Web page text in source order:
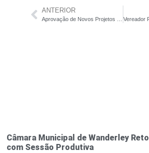
ANTERIOR
Câmara Municipal de Wanderley
com Sessão Produtiva